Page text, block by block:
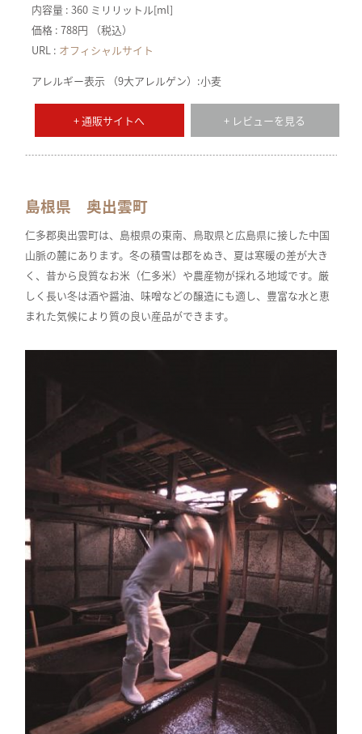
内容量 : 360 ミリリットル[ml]
価格 : 788円 （税込）
URL : オフィシャルサイト
アレルギー表示 （9大アレルゲン）:小麦
+ 通販サイトへ + レビューを見る
島根県 奥出雲町
仁多郡奥出雲町は、島根県の東南、鳥取県と広島県に接した中国
山脈の麓にあります。冬の積雪は郡をぬき、夏は寒暖の差が大き
く、昔から良質なお米（仁多米）や農産物が採れる地域です。厳
しく長い冬は酒や醤油、味噌などの醸造にも適し、豊富な水と恵
まれた気候により質の良い産品ができます。